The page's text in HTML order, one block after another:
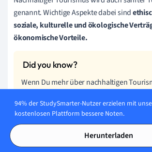
genannt. Wichtige Aspekte dabei sind
soziale, kulturelle und ökologische
ökonomische Vorteile.
Wenn Du mehr über nachhaltigen
dann sieh Dir die Zusammenfassung zu
Es ist besonders wichtig, die dort lebende
94% der StudySmarter-Nutzer erzielen mit
kostenlosen Plattform bessere Noten.
Herunterladen